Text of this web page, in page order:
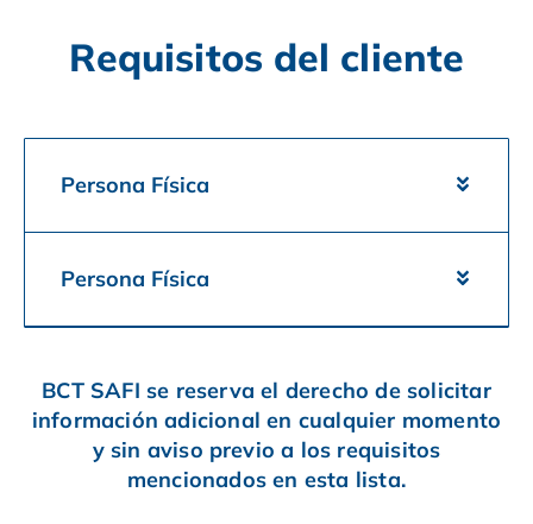
Requisitos del cliente
Persona Física
Persona Física
BCT SAFI se reserva el derecho de solicitar
información adicional en cualquier momento
y sin aviso previo a los requisitos
mencionados en esta lista.